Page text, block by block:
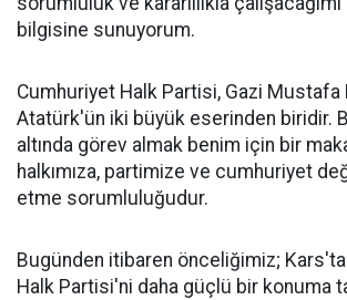
bilgisine sunuyorum.
Cumhuriyet Halk Partisi, Gazi Mustafa
Atatürk'ün iki büyük eserinden biridir.
altında görev almak benim için bir
halkımıza, partimize ve cumhuriyet
etme sorumluluğudur.
Bugünden itibaren önceliğimiz;
Halk Partisi'ni daha güçlü bir konuma